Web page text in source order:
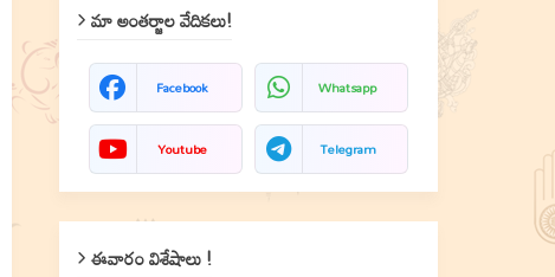
మా అంతర్జాల వేదికలు!
Facebook Whatsapp
Youtube Telegram
ఈవారం విశేషాలు !